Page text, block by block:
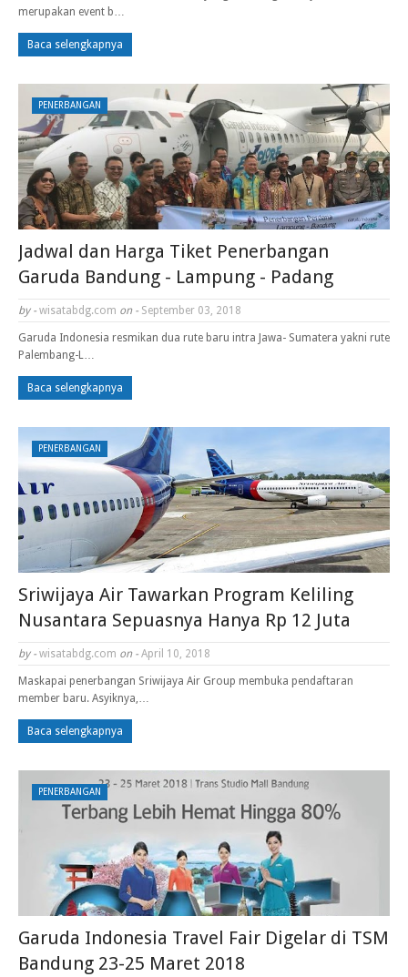
merupakan event b…
Baca selengkapnya
PENERBANGAN
Jadwal dan Harga Tiket Penerbangan
Garuda Bandung - Lampung - Padang
by - wisatabdg.com on - September 03, 2018
Garuda Indonesia resmikan dua rute baru intra Jawa- Sumatera yakni rute
Palembang-L…
Baca selengkapnya
PENERBANGAN
Sriwijaya Air Tawarkan Program Keliling
Nusantara Sepuasnya Hanya Rp 12 Juta
by - wisatabdg.com on - April 10, 2018
Maskapai penerbangan Sriwijaya Air Group membuka pendaftaran
member baru. Asyiknya,…
Baca selengkapnya
PENERBANGAN
Garuda Indonesia Travel Fair Digelar di TSM
Bandung 23-25 Maret 2018